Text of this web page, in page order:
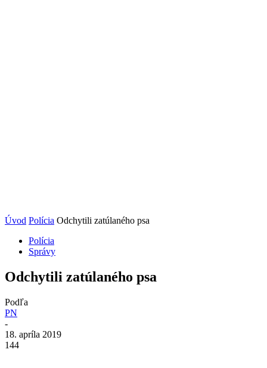
Úvod Polícia Odchytili zatúlaného psa
Polícia
Správy
Odchytili zatúlaného psa
Podľa
PN
-
18. apríla 2019
144